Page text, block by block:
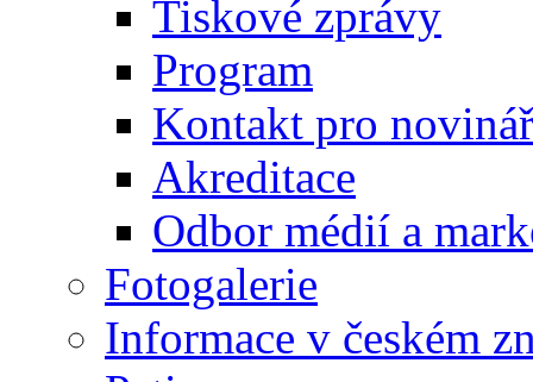
Tiskové zprávy
Program
Kontakt pro
Akreditace
Odbor médií a
Fotogalerie
Informace v českém